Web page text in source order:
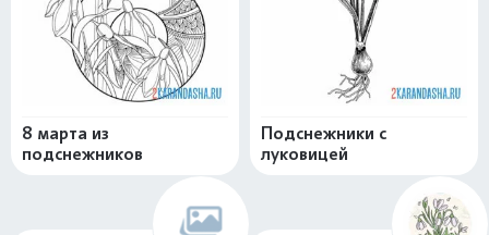
8 марта из
подснежников
Подснежники с
луковицей